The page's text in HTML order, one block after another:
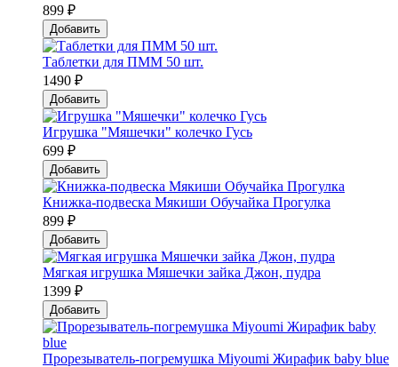
899 ₽
Добавить
Таблетки для ПММ 50 шт.
1490 ₽
Добавить
Игрушка "Мяшечки" колечко Гусь
699 ₽
Добавить
Книжка-подвеска Мякиши Обучайка Прогулка
899 ₽
Добавить
Мягкая игрушка Мяшечки зайка Джон, пудра
1399 ₽
Добавить
Прорезыватель-погремушка Мiyoumi Жирафик baby blue